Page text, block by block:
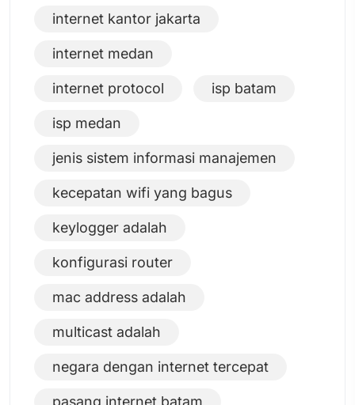
internet kantor jakarta
internet medan
internet protocol isp batam
isp medan
jenis sistem informasi manajemen
kecepatan wifi yang bagus
keylogger adalah
konfigurasi router
mac address adalah
multicast adalah
negara dengan internet tercepat
pasang internet batam